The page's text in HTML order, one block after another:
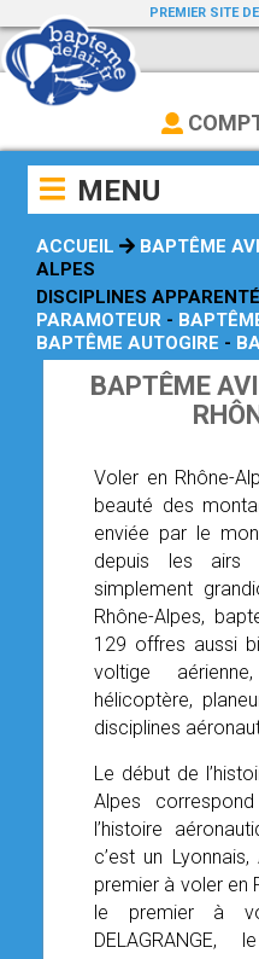
ACCUEIL
J'AI REÇU UN BON
COMMENT ÇA
OPEN SUBMENU
RECHERCHE PAR
OPEN SUBMENU
HÉLICOPTÈRE
OPEN SUBMENU
MONTGOLFIÈRE
OPEN SUBMENU
PARACHUTISME
OPEN SUBMENU
OPEN SUBMENU
VOL SANS MOTEUR
OPEN SUBMENU
SIMULATEUR
OPEN SUBMENU
DRÔNE
PREMIER SITE
MENU
ACCUEIL BAPTÊME
ALPES
DISCIPLINES
PARAMOTEUR -
BAPTÊME AUTOGIRE -
BAPTÊME
Voler en Rhône-
beauté des
enviée par le
depuis les airs
simplement
Rhône-Alpes,
129 offres aussi
voltige
hélicoptère,
disciplines
Le début de
Alpes
l’histoire
c’est un
premier à voler en
le premier à